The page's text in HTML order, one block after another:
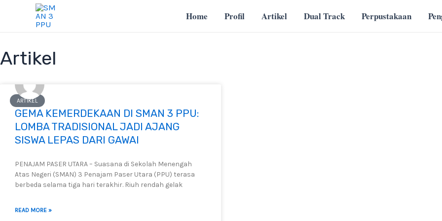
Home Profil Artikel Dual Track Perpustakaan
Artikel
ARTIKEL
GEMA KEMERDEKAAN DI SMAN 3 PPU:
LOMBA TRADISIONAL JADI AJANG
SISWA LEPAS DARI GAWAI
PENAJAM PASER UTARA – Suasana di Sekolah Menengah
Atas Negeri (SMAN) 3 Penajam Paser Utara (PPU) terasa
berbeda selama tiga hari terakhir. Riuh rendah gelak
READ MORE »